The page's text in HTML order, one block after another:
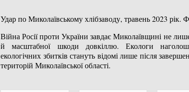
Удар по Миколаївському хлібзаводу, травень 2023 рік.
Війна Росії проти України завдає Миколаївщині не
й масштабної шкоди довкіллю. Екологи
екологічних збитків стануть відомі лише після
територій Миколаївської області.